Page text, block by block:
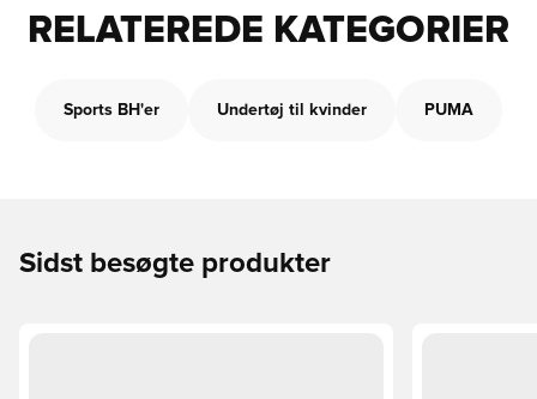
RELATEREDE KATEGORIER
Sports BH'er Undertøj til kvinder PUMA
Sidst besøgte produkter